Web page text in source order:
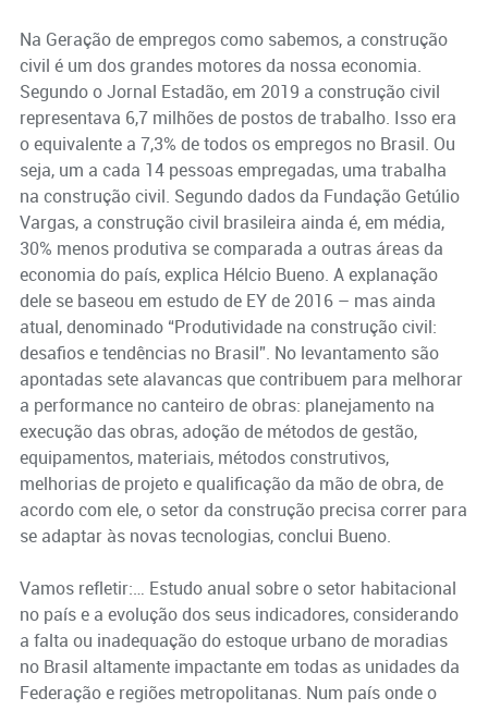
Na Geração de empregos como sabemos, a construção
civil é um dos grandes motores da nossa economia.
Segundo o Jornal Estadão, em 2019 a construção civil
representava 6,7 milhões de postos de trabalho. Isso era
o equivalente a 7,3% de todos os empregos no Brasil. Ou
seja, um a cada 14 pessoas empregadas, uma trabalha
na construção civil. Segundo dados da Fundação Getúlio
Vargas, a construção civil brasileira ainda é, em média,
30% menos produtiva se comparada a outras áreas da
economia do país, explica Hélcio Bueno. A explanação
dele se baseou em estudo de EY de 2016 – mas ainda
atual, denominado “Produtividade na construção civil:
desafios e tendências no Brasil”. No levantamento são
apontadas sete alavancas que contribuem para melhorar
a performance no canteiro de obras: planejamento na
execução das obras, adoção de métodos de gestão,
equipamentos, materiais, métodos construtivos,
melhorias de projeto e qualificação da mão de obra, de
acordo com ele, o setor da construção precisa correr para
se adaptar às novas tecnologias, conclui Bueno.
Vamos refletir:… Estudo anual sobre o setor habitacional
no país e a evolução dos seus indicadores, considerando
a falta ou inadequação do estoque urbano de moradias
no Brasil altamente impactante em todas as unidades da
Federação e regiões metropolitanas. Num país onde o